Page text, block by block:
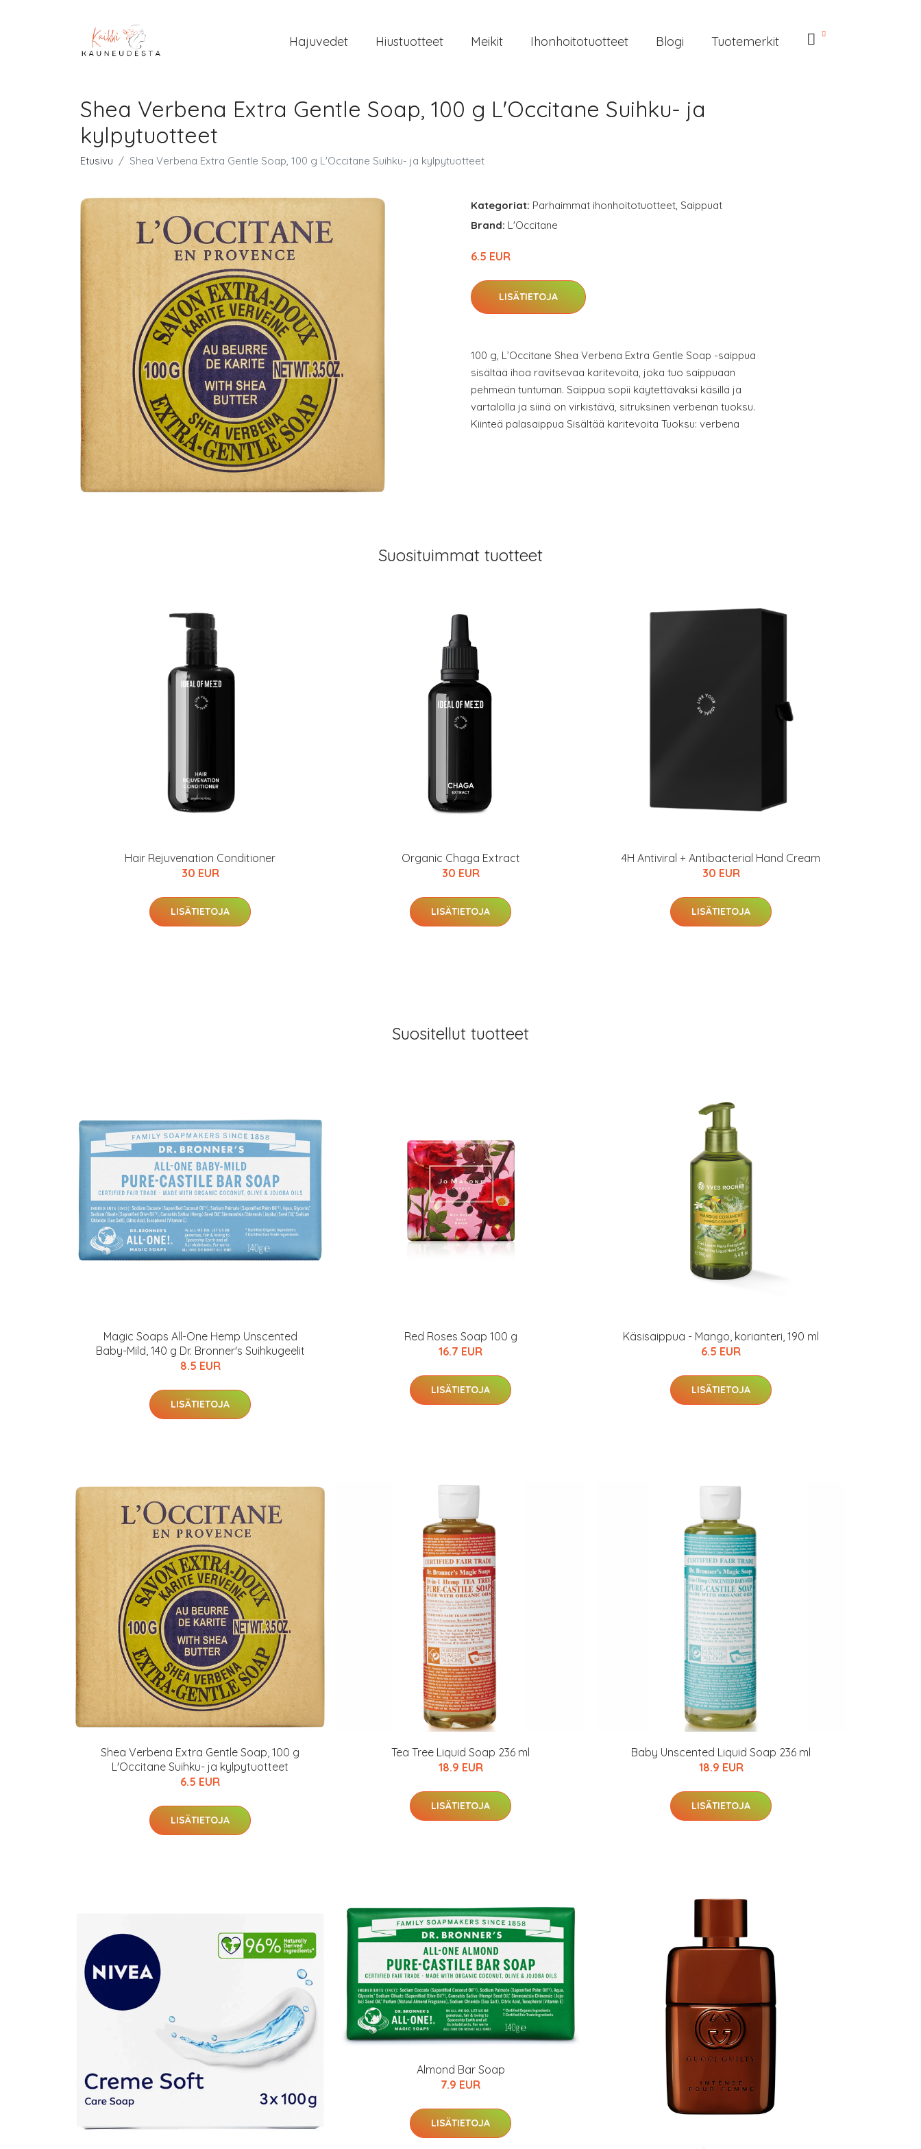
Hajuvedet Hiustuotteet Meikit Ihonhoitotuotteet Blogi Tuotemerkit
Shea Verbena Extra Gentle Soap, 100 g L'Occitane Suihku- ja
kylpytuotteet
Etusivu Shea Verbena Extra Gentle Soap, 100 g L'Occitane Suihku- ja kylpytuotteet
Kategoriat: Parhaimmat ihonhoitotuotteet, Saippuat
Brand: L'Occitane
6.5 EUR
LISÄTIETOJA
100 g, L’Occitane Shea Verbena Extra Gentle Soap -saippua
sisältää ihoa ravitsevaa karitevoita, joka tuo saippuaan
pehmeän tuntuman. Saippua sopii käytettäväksi käsillä ja
vartalolla ja siinä on virkistävä, sitruksinen verbenan tuoksu.
Kiinteä palasaippua Sisältää karitevoita Tuoksu: verbena
Suosituimmat tuotteet
Hair Rejuvenation Conditioner
30 EUR
LISÄTIETOJA
Organic Chaga Extract
30 EUR
LISÄTIETOJA
4H Antiviral + Antibacterial Hand Cream
30 EUR
LISÄTIETOJA
Suositellut tuotteet
Magic Soaps All-One Hemp Unscented
Baby-Mild, 140 g Dr. Bronner's Suihkugeelit
8.5 EUR
LISÄTIETOJA
Red Roses Soap 100 g
16.7 EUR
LISÄTIETOJA
Käsisaippua - Mango, korianteri, 190 ml
6.5 EUR
LISÄTIETOJA
Shea Verbena Extra Gentle Soap, 100 g
L'Occitane Suihku- ja kylpytuotteet
6.5 EUR
LISÄTIETOJA
Tea Tree Liquid Soap 236 ml
18.9 EUR
LISÄTIETOJA
Baby Unscented Liquid Soap 236 ml
18.9 EUR
LISÄTIETOJA
Almond Bar Soap
7.9 EUR
LISÄTIETOJA
IdealofMeD Kauppa
Kaikki IdealofMeDin tuotteet -20 %!
Varaa terveystarkastus
nyt vain 200 €
hintaan.
KATSO TARJOUS